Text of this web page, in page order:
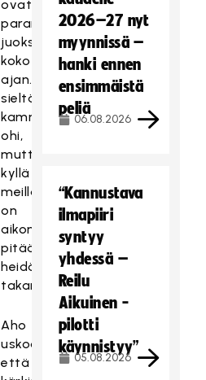
ovat
parantaneet
juoksuaan
koko
ajan.Yrittävät
sieltä
kammeta
ohi,
mutta
kyllä
meillä
on
aikomuksena
pitää
heidät
takana.
Aho
uskoo,
että
2026–27 nyt
myynnissä –
hanki ennen
ensimmäistä
peliä
06.08.2026
“Kannustava
ilmapiiri
syntyy
yhdessä –
Reilu
Aikuinen -
pilotti
käynnistyy”
05.08.2026